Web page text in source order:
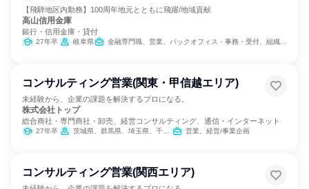
【飛騨地区内勤務】100周年地元とともに飛躍/地域貢献
高山信用金庫
銀行・信用金庫・貸付
27年卒 岐阜県 金融専門職、営業、バックオフィス・事務・受付、組織運営管理・公務員・事務系職種
コンサルティング営業(関東・甲信越エリア)
未経験から、企業の課題を解決するプロになる。
株式会社トップ
総合商社・専門商社・卸売、経営コンサルティング、通信・インターネット
27年卒 茨城県、群馬県、埼玉県、千葉県、東京都、神奈川県、長野県 営業、経営/事業企画
コンサルティング営業(関西エリア)